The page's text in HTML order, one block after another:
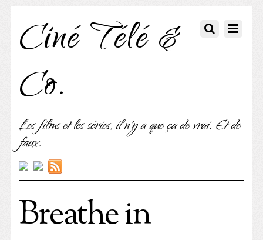
Ciné Télé &
Co.
Les films et les séries, il n'y a que ça de vrai. Et de
faux.
Breathe in